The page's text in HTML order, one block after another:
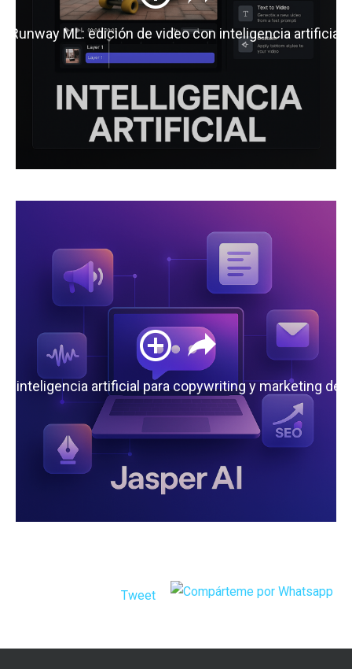
Runway ML: edición de video con inteligencia artificial
la inteligencia artificial para copywriting y marketing de
Tweet